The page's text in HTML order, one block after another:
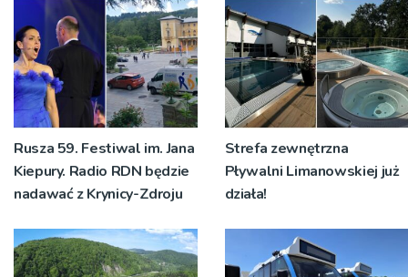
Rusza 59. Festiwal im. Jana
Kiepury. Radio RDN będzie
nadawać z Krynicy-Zdroju
Strefa zewnętrzna
Pływalni Limanowskiej już
działa!